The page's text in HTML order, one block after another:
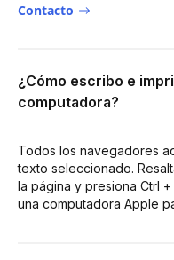
Contacto
¿Cómo escribo e
computadora?
Todos los navegadores
texto seleccionado.
la página y presiona Ctrl
una computadora Apple